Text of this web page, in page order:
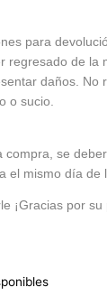
para
regresado de la
daños. No
o sucio.
compra, se
el mismo día de
¡Gracias por su